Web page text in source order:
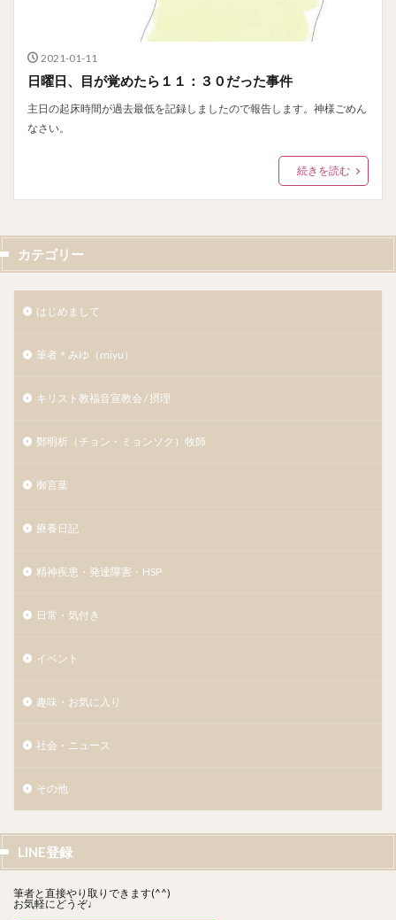
2021-01-11
日曜日、目が覚めたら１１：３０だった事件
主日の起床時間が過去最低を記録しましたので報告します。神様ごめん
なさい。
続きを読む
カテゴリー
はじめまして
筆者＊みゆ（miyu）
キリスト教福音宣教会 / 摂理
鄭明析（チョン・ミョンソク）牧師
御言葉
療養日記
精神疾患・発達障害・HSP
日常・気付き
イベント
趣味・お気に入り
社会・ニュース
その他
LINE登録
筆者と直接やり取りできます(^^)
お気軽にどうぞ♩